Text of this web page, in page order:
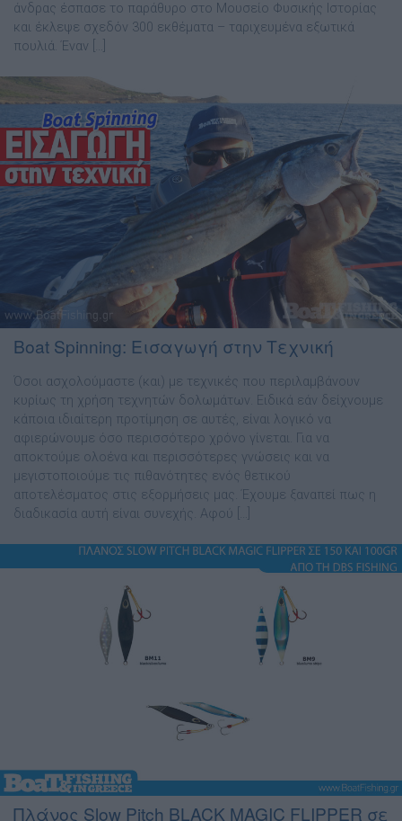
άνδρας έσπασε το παράθυρο στο Μουσείο Φυσικής Ιστορίας
και έκλεψε σχεδόν 300 εκθέματα – ταριχευμένα εξωτικά
πουλιά. Έναν […]
Boat Spinning: Εισαγωγή στην Τεχνική
Όσοι ασχολούµαστε (και) µε τεχνικές που περιλαµβάνουν
κυρίως τη χρήση τεχνητών δολωµάτων. Ειδικά εάν δείχνουµε
κάποια ιδιαίτερη προτίµηση σε αυτές, είναι λογικό να
αφιερώνουµε όσο περισσότερο χρόνο γίνεται. Για να
αποκτούµε ολοένα και περισσότερες γνώσεις και να
µεγιστοποιούµε τις πιθανότητες ενός θετικού
αποτελέσµατος στις εξορµήσεις µας. Έχουµε ξαναπεί πως η
διαδικασία αυτή είναι συνεχής. Αφού […]
Πλάνος Slow Pitch BLACK MAGIC FLIPPER σε